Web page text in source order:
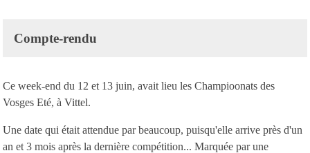
Compte-rendu
Ce week-end du 12 et 13 juin, avait lieu les Champioonats des
Vosges Eté, à Vittel.
Une date qui était attendue par beaucoup, puisqu'elle arrive près d'un
an et 3 mois après la dernière compétition... Marquée par une